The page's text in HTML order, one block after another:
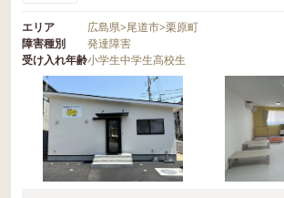
エリア 広島県>尾道市>栗原町
障害種別
発達障害
受け入れ年齢小学生中学生高校生